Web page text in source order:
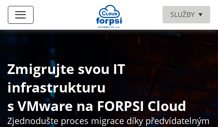
SLUŽBY
Zmigrujte svou IT
infrastrukturu
s VMware na FORPSI Cloud
Zjednodušte proces migrace díky předvídatelným